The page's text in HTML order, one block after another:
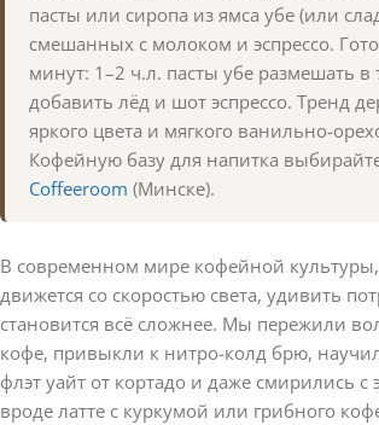
пасты или сиропа из ямса убе (или
смешанных с молоком и эспрессо.
минут: 1–2 ч.л. пасты убе размешать в
добавить лёд и шот эспрессо. Тренд
яркого цвета и мягкого ванильно-
Кофейную базу для напитка
Coffeeroom (Минске).
В современном мире кофейной
движется со скоростью света, удивить
становится всё сложнее. Мы пережили
кофе, привыкли к нитро-колд брю,
флэт уайт от кортадо и даже смирились с
вроде латте с куркумой или грибного